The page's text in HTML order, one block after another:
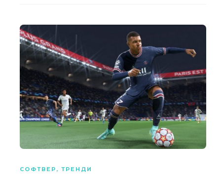
СОФТВЕР , ТРЕНДИ